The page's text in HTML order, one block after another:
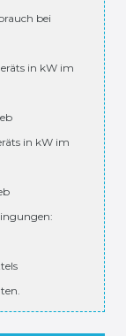
bei
in kW im
in kW im